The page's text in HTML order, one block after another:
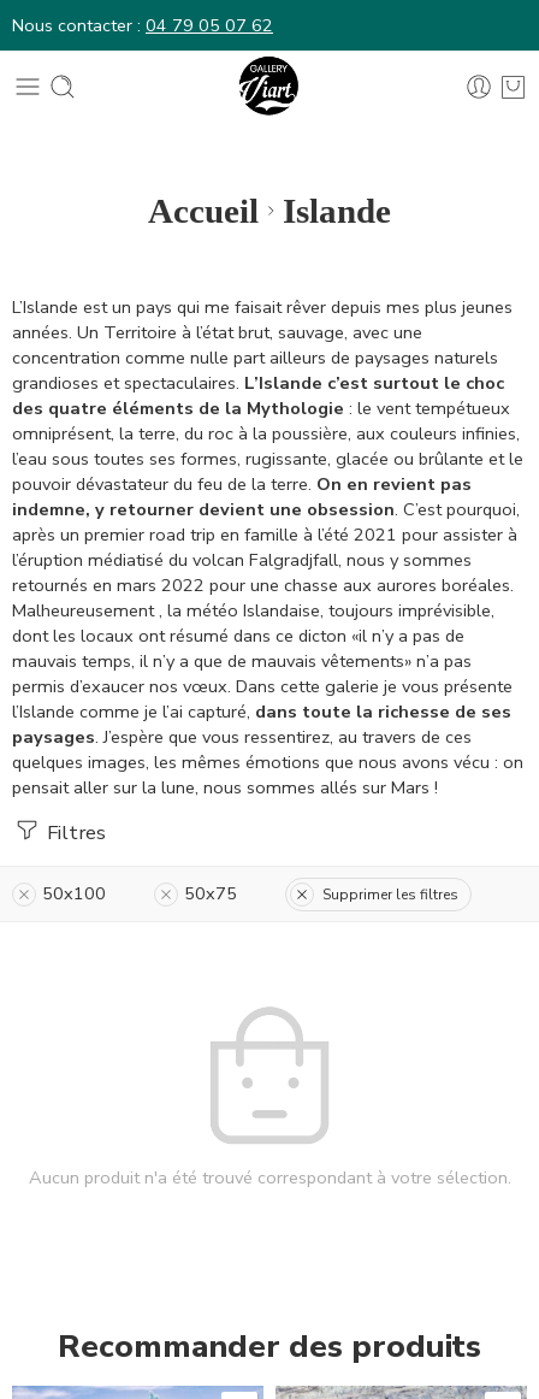
Nous contacter : 04 79 05 07 62
Accueil Islande
L’Islande est un pays qui me faisait rêver depuis mes plus jeunes
années. Un Territoire à l’état brut, sauvage, avec une
concentration comme nulle part ailleurs de paysages naturels
grandioses et spectaculaires. L’Islande c’est surtout le choc
des quatre éléments de la Mythologie : le vent tempétueux
omniprésent, la terre, du roc à la poussière, aux couleurs infinies,
l’eau sous toutes ses formes, rugissante, glacée ou brûlante et le
pouvoir dévastateur du feu de la terre. On en revient pas
indemne, y retourner devient une obsession. C’est pourquoi,
après un premier road trip en famille à l’été 2021 pour assister à
l’éruption médiatisé du volcan Falgradjfall, nous y sommes
retournés en mars 2022 pour une chasse aux aurores boréales.
Malheureusement , la météo Islandaise, toujours imprévisible,
dont les locaux ont résumé dans ce dicton «il n’y a pas de
mauvais temps, il n’y a que de mauvais vêtements» n’a pas
permis d’exaucer nos vœux. Dans cette galerie je vous présente
l’Islande comme je l’ai capturé, dans toute la richesse de ses
paysages. J’espère que vous ressentirez, au travers de ces
quelques images, les mêmes émotions que nous avons vécu : on
pensait aller sur la lune, nous sommes allés sur Mars !
Filtres
50x100 50x75 Supprimer les filtres
Aucun produit n'a été trouvé correspondant à votre sélection.
Recommander des produits